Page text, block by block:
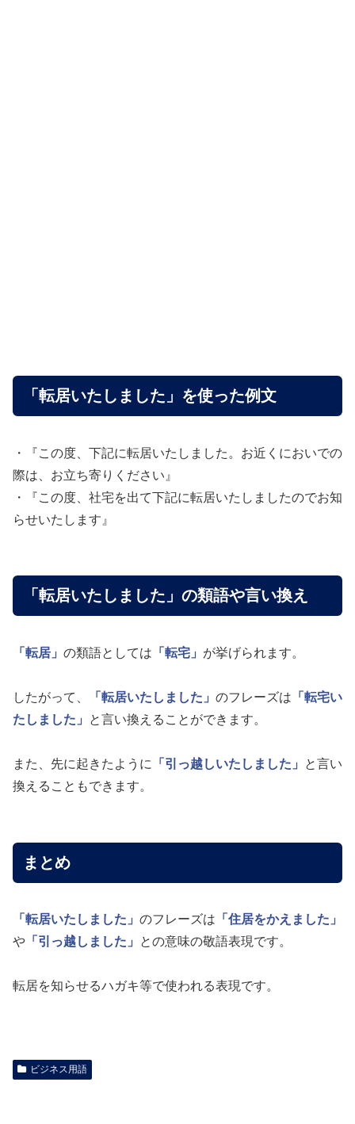
「転居いたしました」を使った例文
・『この度、下記に転居いたしました。お近くにおいでの
際は、お立ち寄りください』
・『この度、社宅を出て下記に転居いたしましたのでお知
らせいたします』
「転居いたしました」の類語や言い換え
「転居」 の類語としては 「転宅」 が挙げられます。
したがって、 「転居いたしました」 のフレーズは 「転宅い
たしました」
と言い換えることができます。
また、先に起きたように 「引っ越しいたしました」
と言い
換えることもできます。
まとめ
「転居いたしました」 のフレーズは 「住居をかえました」
や 「引っ越しました」 との意味の敬語表現です。
転居を知らせるハガキ等で使われる表現です。
ビジネス用語